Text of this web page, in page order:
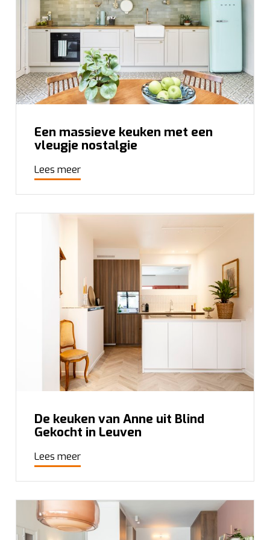
analyseren wat beter kan en helpen ons om u
een
gepersonaliseerdeervaring te bieden zoals
aangegeven in het
cookiebeleid.
Een massieve keuken met een
vleugje nostalgie
Lees meer
De keuken van Anne uit Blind
Gekocht in Leuven
Lees meer